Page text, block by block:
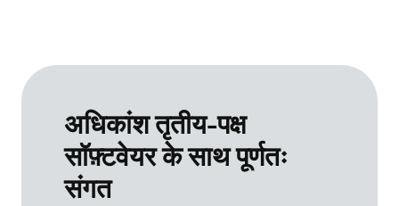
अधिकांश तृतीय-पक्ष
सॉफ़्टवेयर के साथ पूर्णतः
संगत